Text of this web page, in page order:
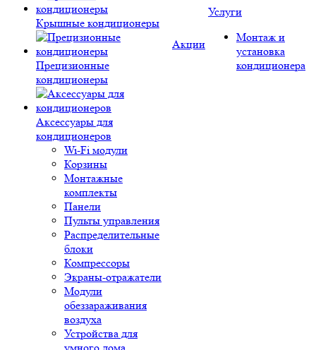
Крышные кондиционеры
Прецизионные
кондиционеры
Аксессуары для
кондиционеров
Wi-Fi модули
Корзины
Монтажные
комплекты
Панели
Пульты управления
Распределительные
блоки
Компрессоры
Экраны-отражатели
Модули
обеззараживания
воздуха
Устройства для
Акции
Услуги
Монтаж и
установка
кондиционера